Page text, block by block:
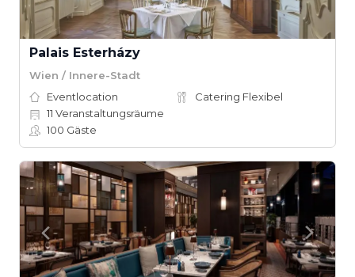
Palais Esterházy
Wien / Innere-Stadt
Eventlocation
Catering Flexibel
11 Veranstaltungsräume
100 Gäste